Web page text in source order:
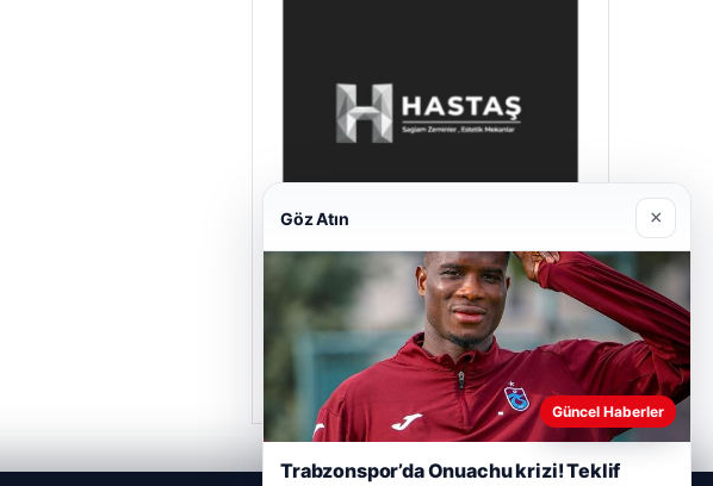
Enes Kaplan Avukatlık Bürosu
Nisan 28, 2026
Göz Atın ×
Güncel Haberler
Trabzonspor’da Onuachu krizi! Teklif